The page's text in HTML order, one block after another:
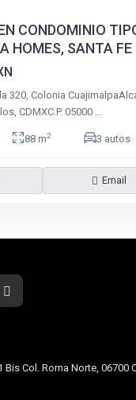
CONDOMINIO
HOMES, SANTA FE
320, Colonia
CDMXC.P. 05000 ...
88 m2 3 autos
Email
Bis Col. Roma Norte, 06700